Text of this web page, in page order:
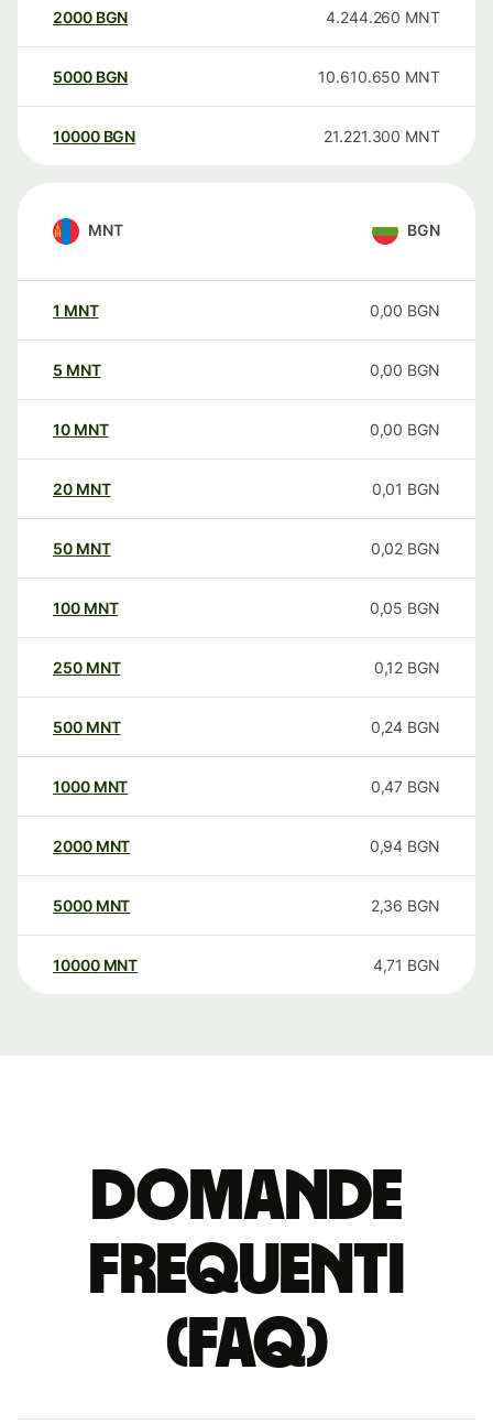
2000 BGN 4.244.260 MNT
5000 BGN 10.610.650 MNT
10000 BGN 21.221.300 MNT
MNT BGN
1 MNT 0,00 BGN
5 MNT 0,00 BGN
10 MNT 0,00 BGN
20 MNT 0,01 BGN
50 MNT 0,02 BGN
100 MNT 0,05 BGN
250 MNT 0,12 BGN
500 MNT 0,24 BGN
1000 MNT 0,47 BGN
2000 MNT 0,94 BGN
5000 MNT 2,36 BGN
10000 MNT 4,71 BGN
Domande
Frequenti
(FAQ)